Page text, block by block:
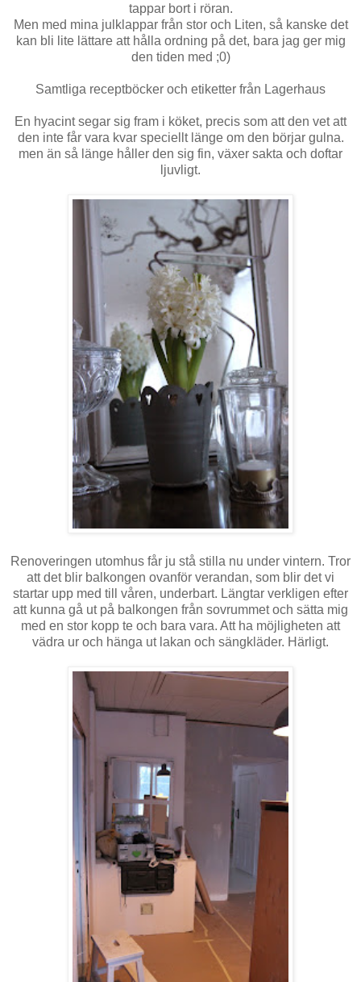
tappar bort i röran.
Men med mina julklappar från stor och Liten, så kanske det
kan bli lite lättare att hålla ordning på det, bara jag ger mig
den tiden med ;0)
Samtliga receptböcker och etiketter från Lagerhaus
En hyacint segar sig fram i köket, precis som att den vet att
den inte får vara kvar speciellt länge om den börjar gulna.
men än så länge håller den sig fin, växer sakta och doftar
ljuvligt.
Renoveringen utomhus får ju stå stilla nu under vintern. Tror
att det blir balkongen ovanför verandan, som blir det vi
startar upp med till våren, underbart. Längtar verkligen efter
att kunna gå ut på balkongen från sovrummet och sätta mig
med en stor kopp te och bara vara. Att ha möjligheten att
vädra ur och hänga ut lakan och sängkläder. Härligt.